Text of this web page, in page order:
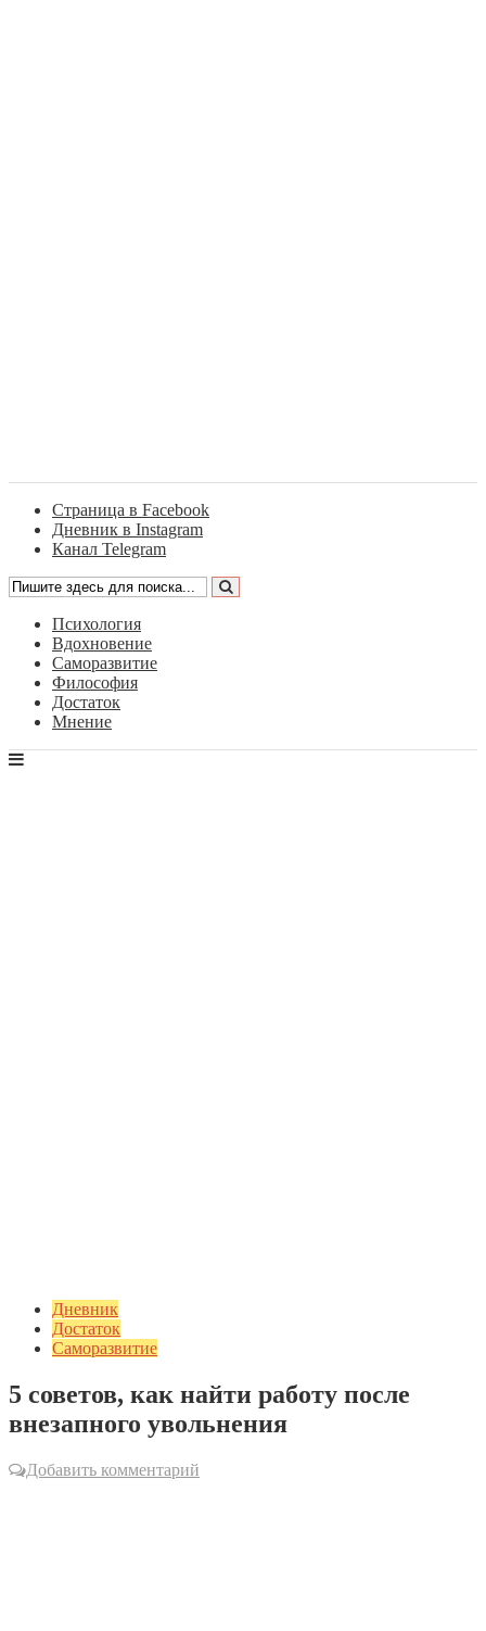
Страница в Facebook
Дневник в Instagram
Канал Telegram
Психология
Вдохновение
Саморазвитие
Философия
Достаток
Мнение
Дневник
Достаток
Саморазвитие
5 советов, как найти работу после
внезапного увольнения
Добавить комментарий